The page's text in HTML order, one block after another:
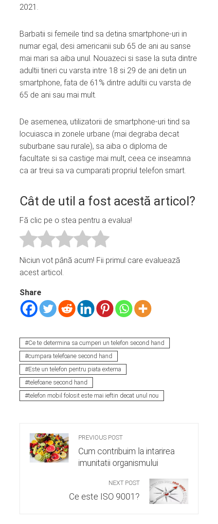
2021.
Barbatii si femeile tind sa detina smartphone-uri in
numar egal, desi americanii sub 65 de ani au sanse
mai mari sa aiba unul. Nouazeci si sase la suta dintre
adultii tineri cu varsta intre 18 si 29 de ani detin un
smartphone, fata de 61% dintre adultii cu varsta de
65 de ani sau mai mult.
De asemenea, utilizatorii de smartphone-uri tind sa
locuiasca in zonele urbane (mai degraba decat
suburbane sau rurale), sa aiba o diploma de
facultate si sa castige mai mult, ceea ce inseamna
ca ar treui sa va cumparati propriul telefon smart.
Cât de util a fost acestă articol?
Fă clic pe o stea pentru a evalua!
Niciun vot până acum! Fii primul care evaluează
acest articol.
Share
Ce te determina sa cumperi un telefon second hand
cumpara telefoane second hand
Este un telefon pentru piata externa
telefoane second hand
telefon mobil folosit este mai ieftin decat unul nou
PREVIOUS POST
Cum contribuim la intarirea
imunitatii organismului
NEXT POST
Ce este ISO 9001?